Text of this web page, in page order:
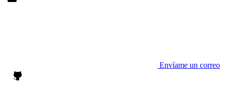
Envíame un correo